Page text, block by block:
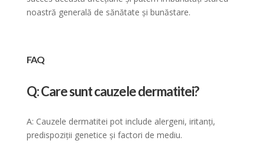
noastră generală de sănătate și bunăstare.
FAQ
Q: Care sunt cauzele dermatitei?
A: Cauzele dermatitei pot include alergeni, iritanți,
predispoziții genetice și factori de mediu.